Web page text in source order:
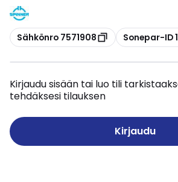
Kopioi
Sähkönro 7571908 Kopioi
Sonepar-ID
Kirjaudu sisään tai luo tili
tehdäksesi tilauksen
Kirjaudu